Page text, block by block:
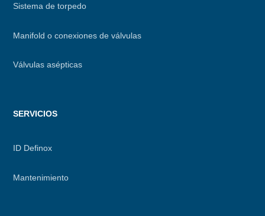
Sistema de torpedo
Manifold o conexiones de válvulas
Válvulas asépticas
SERVICIOS
ID Definox
Mantenimiento